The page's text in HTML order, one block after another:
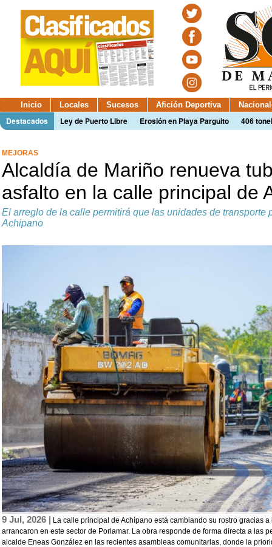
Inicio Locales Sucesos Afición Deportiva
Destacados Ley de Puerto Libre Erosión en Playa Parguito 406
MEJORAS
Alcaldía de Mariño renueva
asfalto en la calle principal de
El arreglo de la calle permitirá que las unidades de transporte
Achipano
9 Jul, 2026 | La calle principal de Achípano está cambiando su rostro gracias
arrancaron en este sector de Porlamar. La obra responde de forma directa a las
alcalde Eneas González en las recientes asambleas comunitarias, donde la